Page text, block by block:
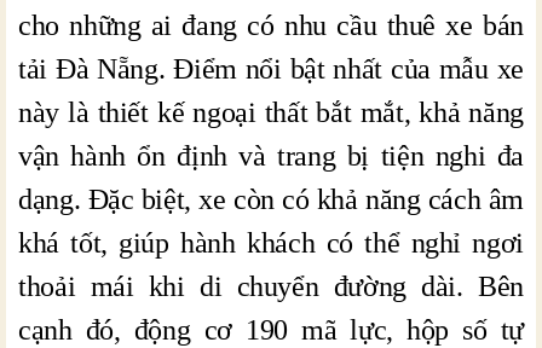
cho những ai đang có nhu cầu thuê xe bán
tải Đà Nẵng. Điểm nổi bật nhất của mẫu xe
này là thiết kế ngoại thất bắt mắt, khả năng
vận hành ổn định và trang bị tiện nghi đa
dạng. Đặc biệt, xe còn có khả năng cách âm
khá tốt, giúp hành khách có thể nghỉ ngơi
thoải mái khi di chuyển đường dài. Bên
cạnh đó, động cơ 190 mã lực, hộp số tự